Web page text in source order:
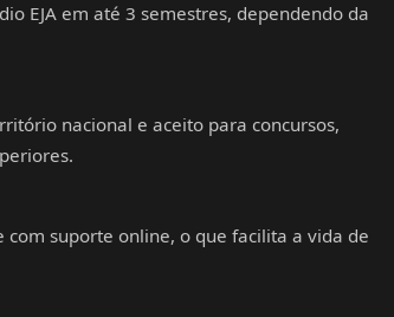
EJA em até 3 semestres, dependendo da
nacional e aceito para concursos,
com suporte online, o que facilita a vida de